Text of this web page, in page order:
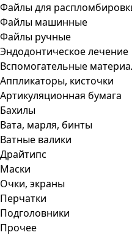
Файлы для
Файлы машинные
Файлы ручные
Эндодонтическое лечение
Вспомогательные
Аппликаторы, кисточки
Артикуляционная бумага
Бахилы
Вата, марля, бинты
Ватные валики
Драйтипс
Маски
Очки, экраны
Перчатки
Подголовники
Прочее